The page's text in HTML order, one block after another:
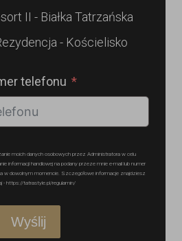
II - Białka Tatrzańska
- Kościelisko
telefonu
moich danych osobowych przez Administratora w celu
informacji handlowej na podany przeze mnie e-mail lub numer
w dowolnym momencie. Szczegółowe informacje znajdziesz
- https://tatrastyle.pl/regulamin/
Wyślij